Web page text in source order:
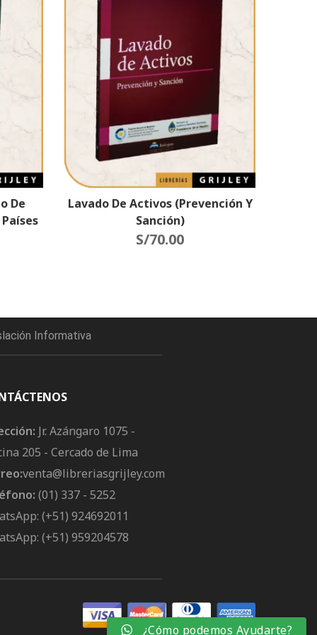
De
Lavado De Activos (Prevención Y
Sanción)
S/70.00
Informativa
Jr. Azángaro 1075 -
205 - Cercado de Lima
venta@libreriasgrijley.com
(01) 337 - 5252
(+51) 924692011
(+51) 959204578
¿Cómo podemos Ayudarte?